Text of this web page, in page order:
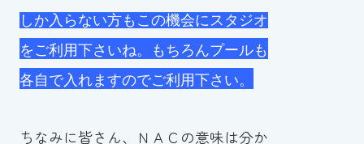
スイミングスクールの
体験申し込みはこちら!
しか入らない方もこの機会にスタジオ
をご利用下さいね。もちろんプールも
各自 で入れますのでご利用下さい。
ちなみに皆さん、ＮＡＣの意味は分か